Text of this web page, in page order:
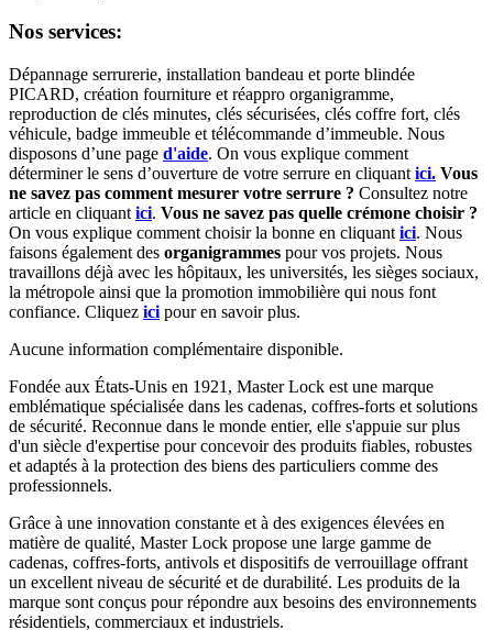
Nos services:
Dépannage serrurerie, installation bandeau et porte blindée
PICARD, création fourniture et réappro organigramme,
reproduction de clés minutes, clés sécurisées, clés coffre fort, clés
véhicule, badge immeuble et télécommande d’immeuble. Nous
disposons d’une page d'aide. On vous explique comment
déterminer le sens d’ouverture de votre serrure en cliquant ici. Vous
ne savez pas comment mesurer votre serrure ? Consultez notre
article en cliquant ici. Vous ne savez pas quelle crémone choisir ?
On vous explique comment choisir la bonne en cliquant ici. Nous
faisons également des organigrammes pour vos projets. Nous
travaillons déjà avec les hôpitaux, les universités, les sièges sociaux,
la métropole ainsi que la promotion immobilière qui nous font
confiance. Cliquez ici pour en savoir plus.
Aucune information complémentaire disponible.
Fondée aux États-Unis en 1921, Master Lock est une marque
emblématique spécialisée dans les cadenas, coffres-forts et solutions
de sécurité. Reconnue dans le monde entier, elle s'appuie sur plus
d'un siècle d'expertise pour concevoir des produits fiables, robustes
et adaptés à la protection des biens des particuliers comme des
professionnels.
Grâce à une innovation constante et à des exigences élevées en
matière de qualité, Master Lock propose une large gamme de
cadenas, coffres-forts, antivols et dispositifs de verrouillage offrant
un excellent niveau de sécurité et de durabilité. Les produits de la
marque sont conçus pour répondre aux besoins des environnements
résidentiels, commerciaux et industriels.